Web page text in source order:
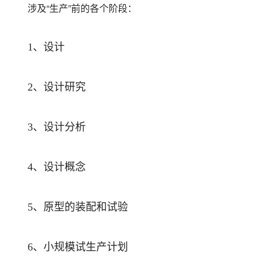
涉及“生产”前的各个阶段：
1 、设计
2、设计研究
3、设计分析
4、设计概念
5、原型的装配和试验
6、小规模试生产计划